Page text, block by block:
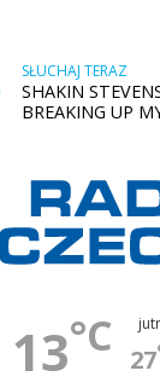
SŁUCHAJ TERAZ
SHAKIN
BREAKING UP
13°C 27